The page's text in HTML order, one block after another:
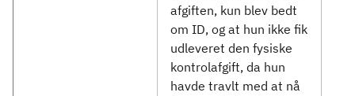
afgiften, kun blev bedt
om ID, og at hun ikke fik
udleveret den fysiske
kontrolafgift, da hun
havde travlt med at nå